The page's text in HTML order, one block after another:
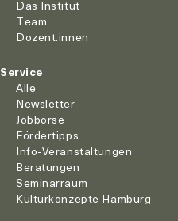
Das Institut
Team
Dozent:innen
Service
Alle
Newsletter
Jobbörse
Fördertipps
Info-Veranstaltungen
Beratungen
Seminarraum
Kulturkonzepte Hamburg